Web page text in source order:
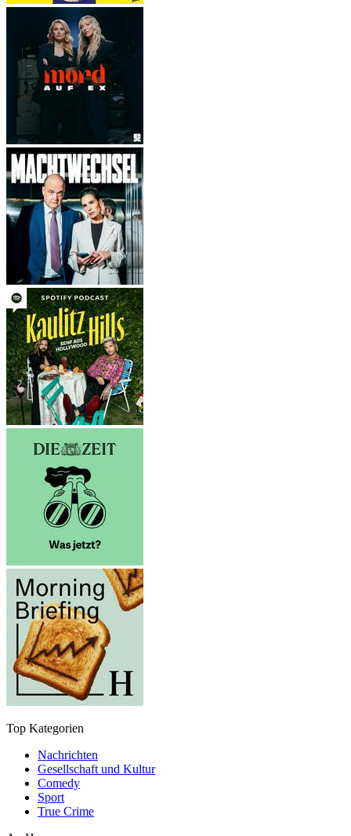
Top Kategorien
Nachrichten
Gesellschaft und Kultur
Comedy
Sport
True Crime